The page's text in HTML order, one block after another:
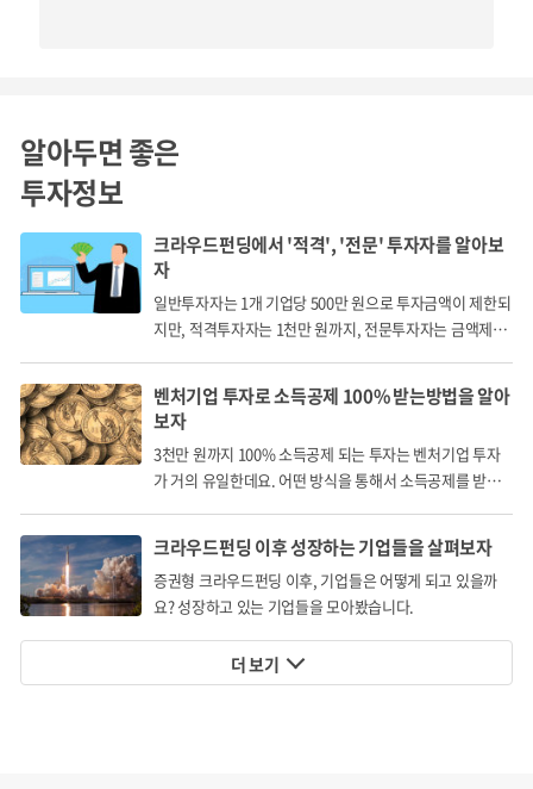
Business Roadmap
상용전기차, 수소연료전지차량을 통한 안정적인 매출원 확
보
공유모빌리티플랫폼용 경형전기차 공급 및 플랫폼사와 국
내 공동 운영을 통한 레퍼런스 및 빅데이터 확보
글로벌 공유모빌리티플랫폼(우버, 리프트, 그랩 등)에 공유
- 공유전기차량용 통합 OS플랫폼 (커넥티비티, 자율주행,
통합관제)
- 폭스바겐그룹의 전기차 플랫폼 MEB(제3자에게 공급하는
최초의 개방형 전기차 모듈) + 자체 디자인 및 스마트운영
체제를 통한 고성능, 고품질 공유전기차량의 공급
알아두면 좋은
투자정보
크라우드펀딩에서 '적격', '전문' 투자자를 알아보
자
일반투자자는 1개 기업당 500만 원으로 투자금액이 제한되
지만, 적격투자자는 1천만 원까지, 전문투자자는 금액제한
벤처기업 투자로 소득공제 100% 받는방법을 알아
보자
3천만 원까지 100% 소득공제 되는 투자는 벤처기업 투자
가 거의 유일한데요. 어떤 방식을 통해서 소득공제를 받게
크라우드펀딩 이후 성장하는 기업들을 살펴보자
증권형 크라우드펀딩 이후, 기업들은 어떻게 되고 있을까
요? 성장하고 있는 기업들을 모아봤습니다.
더 보기